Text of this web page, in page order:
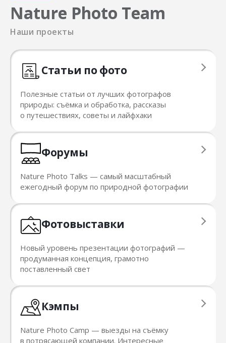
Nature Photo Team
Наши проекты
Статьи по фото
Полезные статьи от лучших фотографов
природы: съёмка и обработка, рассказы
о путешествиях, советы и лайфхаки
Форумы
Nature Photo Talks — cамый масштабный
ежегодный форум по природной фотографии
Фотовыставки
Новый уровень презентации фотографий —
продуманная концепция, грамотно
поставленный свет
Кэмпы
Nature Photo Camp — выезды на съёмку
в потрясающей компании. Интересные